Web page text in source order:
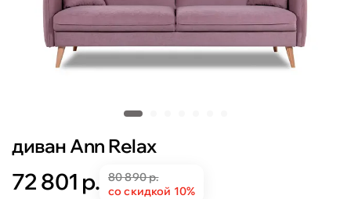
диван Ann Relax
72 801 р.
80 890 р.
со скидкой 10%